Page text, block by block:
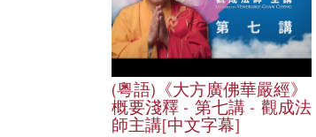
(粵語)《大方廣佛華嚴經》
概要淺釋 - 第七講 - 觀成法
師主講[中文字幕]